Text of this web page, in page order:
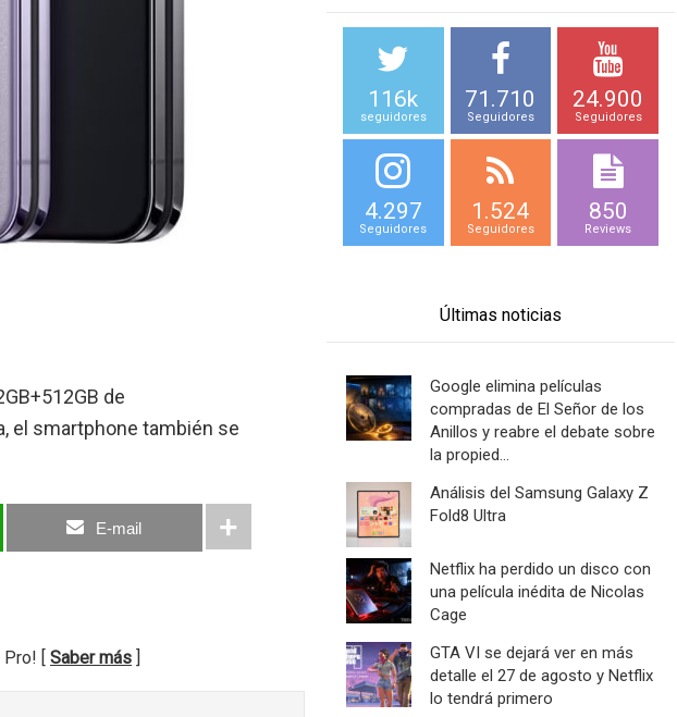
de
el smartphone también se
E-mail
Pro! [ Saber más ]
116k
seguidores
71.710
Seguidores
24.900
Seguidores
4.297
Seguidores
1.524
Seguidores
850
Reviews
Últimas noticias
Google elimina películas
compradas de El Señor de los
Anillos y reabre el debate sobre
la propied...
Análisis del Samsung Galaxy Z
Fold8 Ultra
Netflix ha perdido un disco con
una película inédita de Nicolas
Cage
GTA VI se dejará ver en más
detalle el 27 de agosto y Netflix
lo tendrá primero